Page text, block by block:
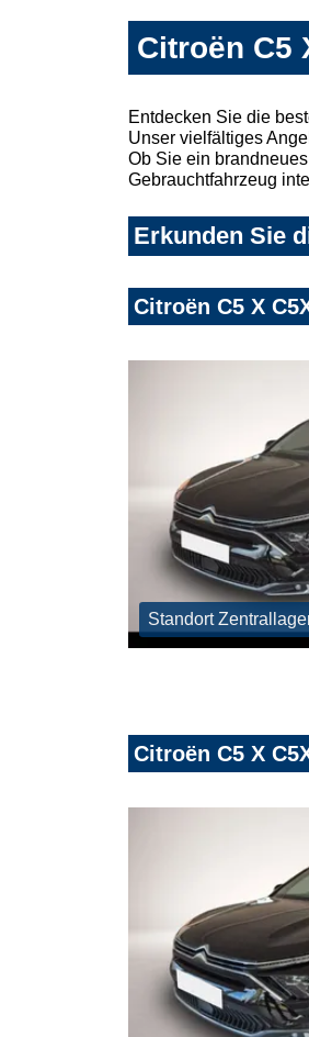
Citroën C5
Entdecken Sie die
Unser vielfältiges
Ob Sie ein
Gebrauchtfahrzeug
Erkunden Sie
Citroën C5 X
Standort
Citroën C5 X